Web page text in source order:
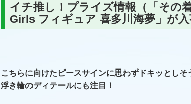
イチ推し！プライズ情報（「その
Girls フィギュア 喜多川海夢」が入
こちらに向けたピースサインに思わずドキッとしそ
浮き輪のディテールにも注目！